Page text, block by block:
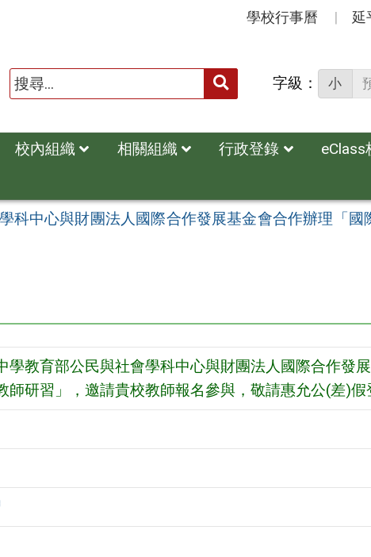
學校行事曆 延
送出 字級： 小
校內組織 相關組織 行政登錄 eClass
科中心與財團法人國際合作發展基金會合作辦理「國
學教育部公民與社會學科中心與財團法人國際合作發
師研習」，邀請貴校教師報名參與，敬請惠允公(差)假